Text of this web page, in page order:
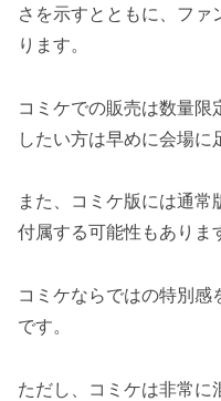
さを示すとともに、フ
ります。
コミケでの販売は数量
したい方は早めに会場に
また、コミケ版には通
付属する可能性もありま
コミケならではの特別感
です。
ただし、コミケは非常に